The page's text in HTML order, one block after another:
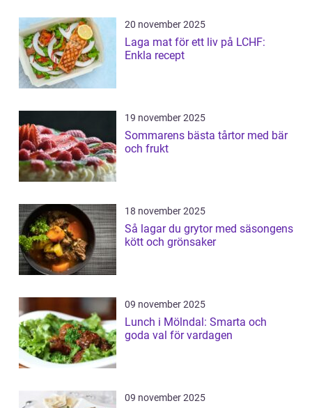
20 november 2025
Laga mat för ett liv på LCHF:
Enkla recept
19 november 2025
Sommarens bästa tårtor med bär
och frukt
18 november 2025
Så lagar du grytor med säsongens
kött och grönsaker
09 november 2025
Lunch i Mölndal: Smarta och
goda val för vardagen
09 november 2025